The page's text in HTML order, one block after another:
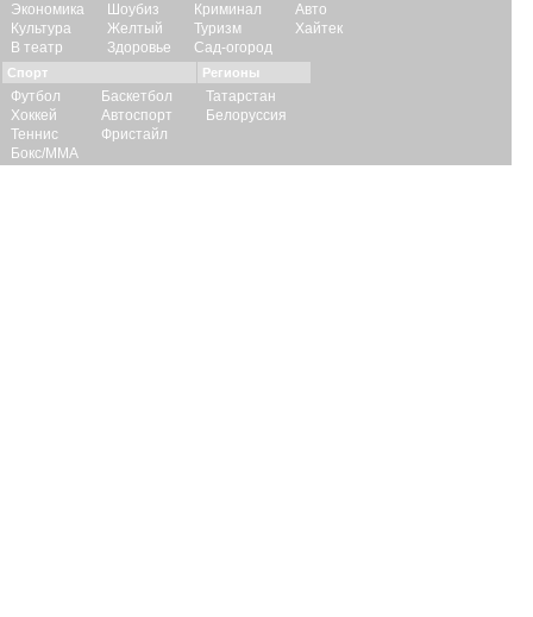
Экономика
Культура
В театр
Шоубиз
Желтый
Здоровье
Криминал
Туризм
Сад-огород
Авто
Хайтек
Спорт
Футбол
Хоккей
Теннис
Бокс/ММА
Баскетбол
Автоспорт
Фристайл
Регионы
Татарстан
Белоруссия